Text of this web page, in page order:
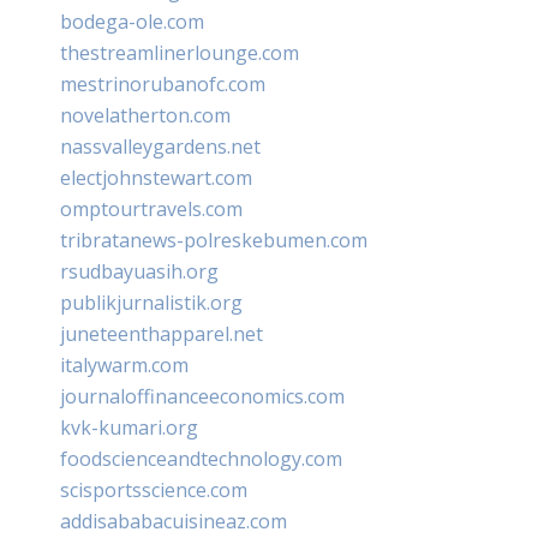
bodega-ole.com
thestreamlinerlounge.com
mestrinorubanofc.com
novelatherton.com
nassvalleygardens.net
electjohnstewart.com
omptourtravels.com
tribratanews-polreskebumen.com
rsudbayuasih.org
publikjurnalistik.org
juneteenthapparel.net
italywarm.com
journaloffinanceeconomics.com
kvk-kumari.org
foodscienceandtechnology.com
scisportsscience.com
addisababacuisineaz.com